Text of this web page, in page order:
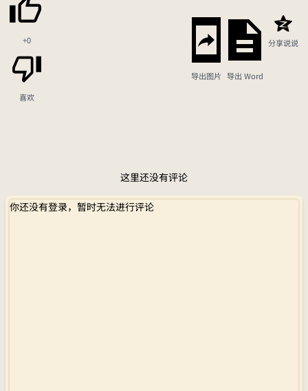
+0
喜欢
导出图片 导出 Word
分享说说
这里还没有评论
你还没有登录，暂时无法进行评论